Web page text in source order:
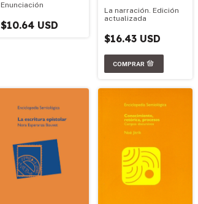
Enunciación
$10.64 USD
La narración. Edición
actualizada
$16.43 USD